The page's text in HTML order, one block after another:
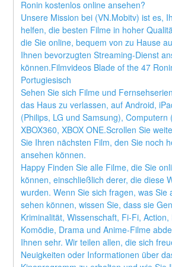
Ronin kostenlos online ansehen?
Unsere Mission bei (VN.Mobitv) ist es,
helfen, die besten Filme in hoher
die Sie online, bequem von zu Hause
Ihnen bevorzugten Streaming-Dienst
können.Filmvideos Blade of the 47
Portugiesisch
Sehen Sie sich Filme und
das Haus zu verlassen, auf Android,
(Philips, LG und Samsung), Computern
XBOX360, XBOX ONE.Scrollen Sie
Sie Ihren nächsten Film, den Sie noch
ansehen können.
Happy Finden Sie alle Filme, die Sie
können, einschließlich derer, die diese
wurden. Wenn Sie sich fragen, was Sie
sehen können, wissen Sie, dass sie
Kriminalität, Wissenschaft, Fi-Fi,
Komödie, Drama und Anime-Filme
Ihnen sehr. Wir teilen allen, die sich
Neuigkeiten oder Informationen über